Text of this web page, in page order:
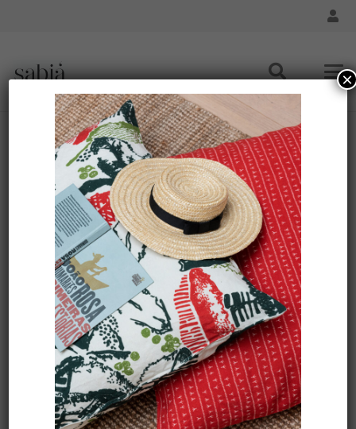
Housse de coussin lin 80×80 – Motif SABIÁ
/ Maison - Coussin/Maison - Housse de Coussin
80x80/ Housse de coussin lin 80×80 – Motif SABIÁ
×